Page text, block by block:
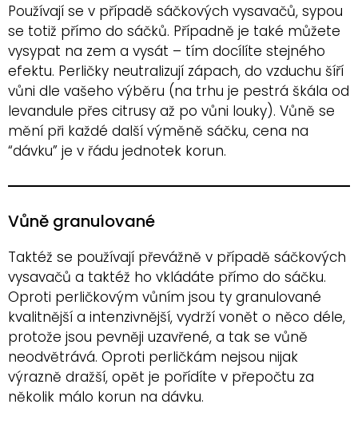
Používají se v případě sáčkových vysavačů, sypou
se totiž přímo do sáčků. Případně je také můžete
vysypat na zem a vysát – tím docílíte stejného
efektu. Perličky neutralizují zápach, do vzduchu šíří
vůni dle vašeho výběru (na trhu je pestrá škála od
levandule přes citrusy až po vůni louky). Vůně se
mění při každé další výměně sáčku, cena na
“dávku” je v řádu jednotek korun.
Vůně granulované
Taktéž se používají převážně v případě sáčkových
vysavačů a taktéž ho vkládáte přímo do sáčku.
Oproti perličkovým vůním jsou ty granulované
kvalitnější a intenzivnější, vydrží vonět o něco déle,
protože jsou pevněji uzavřené, a tak se vůně
neodvětrává. Oproti perličkám nejsou nijak
výrazně dražší, opět je pořídíte v přepočtu za
několik málo korun na dávku.